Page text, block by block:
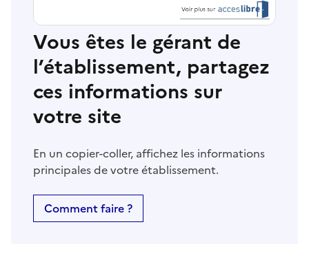
Vous êtes le gérant de
l’établissement, partagez
ces informations sur
votre site
En un copier-coller, affichez les informations
principales de votre établissement.
Comment faire ?